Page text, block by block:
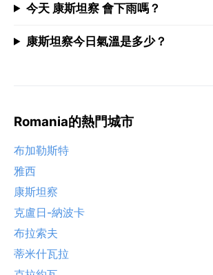
今天 康斯坦察 會下雨嗎？
康斯坦察今日氣溫是多少？
Romania的熱門城市
布加勒斯特
雅西
康斯坦察
克盧日-納波卡
布拉索夫
蒂米什瓦拉